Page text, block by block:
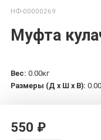
НФ-00000269
Муфта
Вес: 0.00кг
Размеры (Д х Ш х В):
550 ₽